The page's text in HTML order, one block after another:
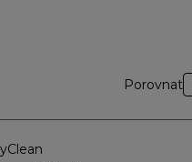
Porovnat